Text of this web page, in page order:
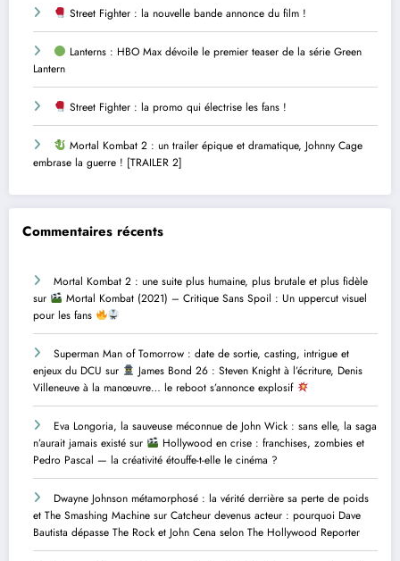
Street Fighter : la nouvelle bande annonce du film !
Lanterns : HBO Max dévoile le premier teaser de la série Green
Lantern
Street Fighter : la promo qui électrise les fans !
Mortal Kombat 2 : un trailer épique et dramatique, Johnny Cage
embrase la guerre ! [TRAILER 2]
Commentaires récents
Mortal Kombat 2 : une suite plus humaine, plus brutale et plus fidèle
sur
Mortal Kombat (2021) – Critique Sans Spoil : Un uppercut visuel
pour les fans
Superman Man of Tomorrow : date de sortie, casting, intrigue et
enjeux du DCU sur
James Bond 26 : Steven Knight à l’écriture, Denis
Villeneuve à la manœuvre… le reboot s’annonce explosif
Eva Longoria, la sauveuse méconnue de John Wick : sans elle, la saga
n’aurait jamais existé sur
Hollywood en crise : franchises, zombies et
Pedro Pascal — la créativité étouffe-t-elle le cinéma ?
Dwayne Johnson métamorphosé : la vérité derrière sa perte de poids
et The Smashing Machine sur Catcheur devenus acteur : pourquoi Dave
Bautista dépasse The Rock et John Cena selon The Hollywood Reporter